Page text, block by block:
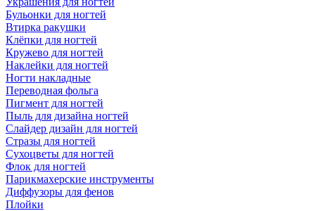
Бульонки для ногтей
Втирка ракушки
Клёпки для ногтей
Кружево для ногтей
Наклейки для ногтей
Ногти накладные
Переводная фольга
Пигмент для ногтей
Пыль для дизайна ногтей
Слайдер дизайн для ногтей
Стразы для ногтей
Сухоцветы для ногтей
Флок для ногтей
Парикмахерские инструменты
Диффузоры для фенов
Плойки